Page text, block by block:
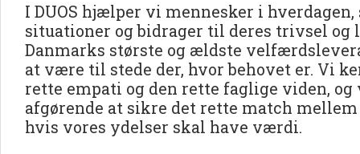
I DUOS hjælper vi mennesker i
situationer og bidrager til deres trivsel og
Danmarks største og ældste
at være til stede der, hvor behovet er. Vi
rette empati og den rette faglige viden, og
afgørende at sikre det rette match mellem
hvis vores ydelser skal have værdi.